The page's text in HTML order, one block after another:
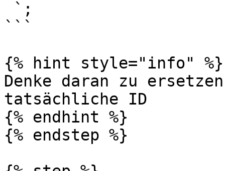
```
{% hint style="info" %}
Denke daran zu ersetzen
tatsächliche ID
{% endhint %}
{% endstep %}